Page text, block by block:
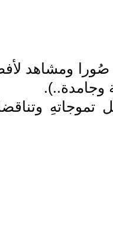
صُورا ومشاهد
وجامدة..).